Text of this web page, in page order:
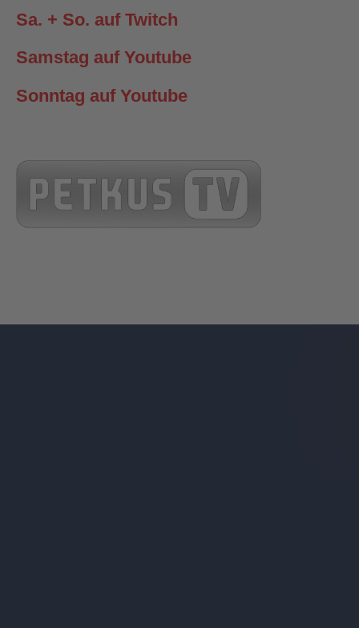
Sa. + So. auf Twitch
Samstag auf Youtube
Sonntag auf Youtube